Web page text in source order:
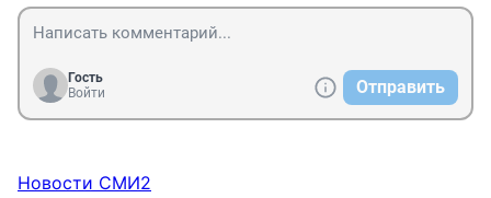
Гость
Войти
Отправить
Новости СМИ2